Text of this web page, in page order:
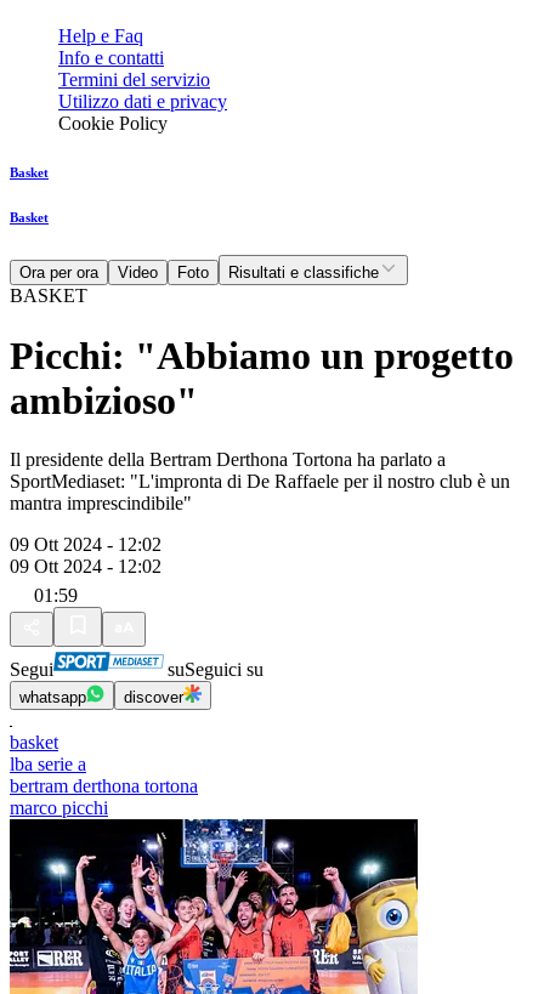
Help e Faq
Info e contatti
Termini del servizio
Utilizzo dati e privacy
Cookie Policy
Basket
Basket
Ora per ora Video Foto Risultati e classifiche
BASKET
Picchi: "Abbiamo un progetto
ambizioso"
Il presidente della Bertram Derthona Tortona ha parlato a
SportMediaset: "L'impronta di De Raffaele per il nostro club è un
mantra imprescindibile"
09 Ott 2024 - 12:02
09 Ott 2024 - 12:02
01:59
Segui suSeguici su
whatsapp discover
basket
lba serie a
bertram derthona tortona
marco picchi